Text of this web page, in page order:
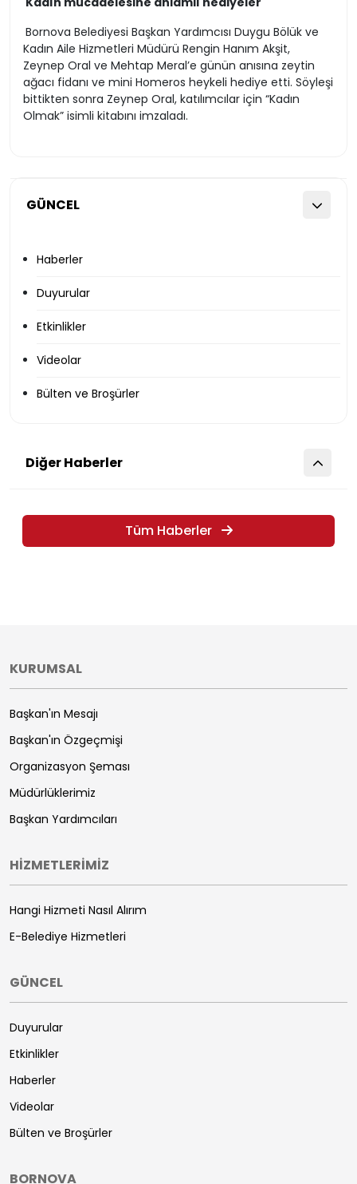
GÜNCEL
Haberler
Duyurular
Etkinlikler
Videolar
Bülten ve Broşürler
Bornova Belediyesi Başkan Yardımcısı Duygu Bölük ve
Kadın Aile Hizmetleri Müdürü Rengin Hanım Akşit,
Zeynep Oral ve Mehtap Meral’e günün anısına zeytin
ağacı fidanı ve mini Homeros heykeli hediye etti. Söyleşi
bittikten sonra Zeynep Oral, katılımcılar için “Kadın
Olmak” isimli kitabını imzaladı.
Diğer Haberler
Tüm Haberler
KURUMSAL
Başkan'ın Mesajı
Başkan'ın Özgeçmişi
Organizasyon Şeması
Müdürlüklerimiz
Başkan Yardımcıları
HİZMETLERİMİZ
Hangi Hizmeti Nasıl Alırım
E-Belediye Hizmetleri
GÜNCEL
Duyurular
Etkinlikler
Haberler
Videolar
Bülten ve Broşürler
BORNOVA